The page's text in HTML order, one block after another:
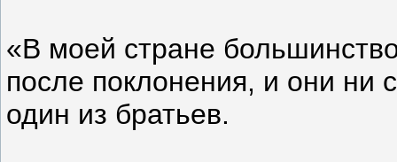
«В моей стране
после поклонения, и они ни
один из братьев.